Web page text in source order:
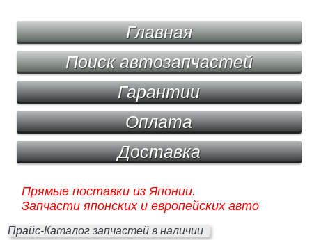
Главная
Поиск автозапчастей
Гарантии
Оплата
Доставка
Прямые поставки из Японии.
Запчасти японских и европейских авто
Прайс-Каталог запчастей в наличии